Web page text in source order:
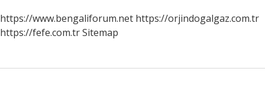
https://www.bengaliforum.net https://orjindogalgaz.com.tr
https://fefe.com.trSitemap